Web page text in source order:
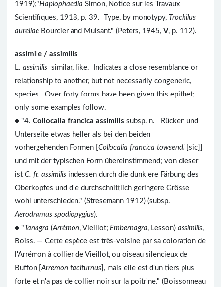
1919);"Haplophaedia Simon, Notice sur les Travaux
Scientifiques, 1918, p. 39. Type, by monotypy, Trochilus
aureliae Bourcier and Mulsant." (Peters, 1945, V, p. 112).
assimile / assimilis
L. assimilis similar, like. Indicates a close resemblance or
relationship to another, but not necessarily congeneric,
species. Over forty forms have been given this epithet;
only some examples follow.
● "4. Collocalia francica assimilis subsp. n. Rücken und
Unterseite etwas heller als bei den beiden
vorhergehenden Formen [ Collocalia francica towsendi [sic]]
und mit der typischen Form übereinstimmend; von dieser
ist C. fr. assimilis indessen durch die dunklere Färbung des
Oberkopfes und die durchschnittlich geringere Grösse
wohl unterschieden." (Stresemann 1912) (subsp.
Aerodramus spodiopygius).
● " Tanagra (Arrémon, Vieillot; Embernagra, Lesson) assimilis,
Boiss. — Cette espèce est très-voisine par sa coloration de
l'Arrémon à collier de Vieillot, ou oiseau silencieux de
Buffon [Arremon taciturnus ], mais elle est d'un tiers plus
forte et n'a pas de collier noir sur la poitrine." (Boissonneau